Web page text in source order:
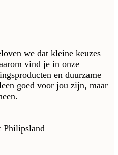
we dat kleine keuzes
vind je in onze
en duurzame
goed voor jou zijn, maar
Philipsland